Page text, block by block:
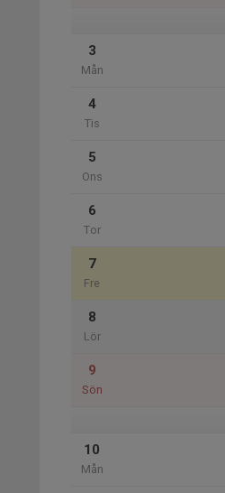
3
Mån
4
Tis
5
Ons
6
Tor
7
Fre
8
Lör
9
Sön
10
Mån